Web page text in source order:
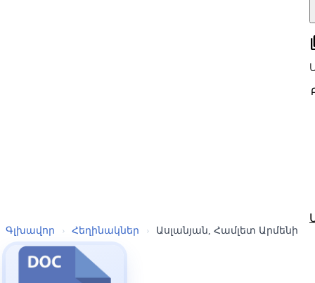
Գլխավոր › Հեղինակներ › Ասլանյան, Համլետ Արմենի